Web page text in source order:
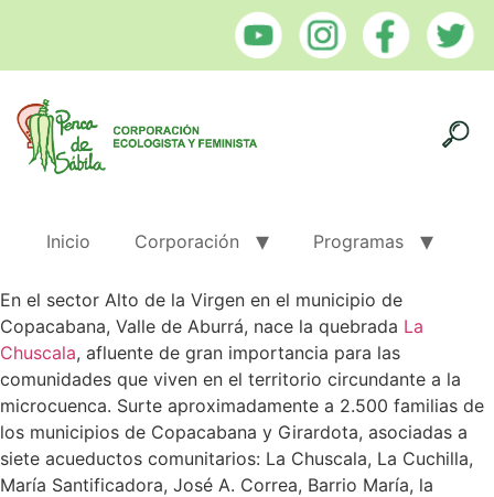
Inicio Corporación Programas
En el sector Alto de la Virgen en el municipio de
Copacabana, Valle de Aburrá, nace la quebrada La
Chuscala, afluente de gran importancia para las
comunidades que viven en el territorio circundante a la
microcuenca. Surte aproximadamente a 2.500 familias de
los municipios de Copacabana y Girardota, asociadas a
siete acueductos comunitarios: La Chuscala, La Cuchilla,
María Santificadora, José A. Correa, Barrio María, la